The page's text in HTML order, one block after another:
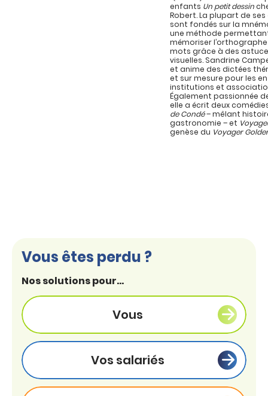
enfants Un petit dessin
Robert. La plupart de
sont fondés sur la
une méthode
mémoriser
mots grâce à des
visuelles. Sandrine
et anime des dictées
et sur mesure pour les
institutions et
Également passionnée
elle a écrit deux
de Condé– mêlant
gastronomie – et
genèse du Voyager
Vous êtes perdu ?
Nos solutions pour...
Vous
Vos salariés